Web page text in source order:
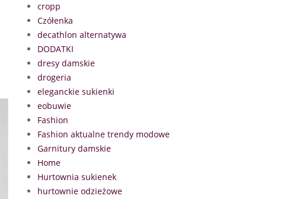
cropp
Czółenka
decathlon alternatywa
DODATKI
dresy damskie
drogeria
eleganckie sukienki
eobuwie
Fashion
Fashion aktualne trendy modowe
Garnitury damskie
Home
Hurtownia sukienek
hurtownie odzieżowe